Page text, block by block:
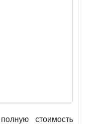
стоимость